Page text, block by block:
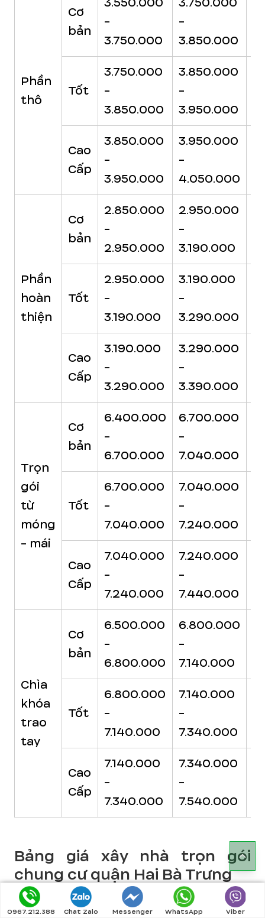
Phần
thô
Cơ
bản
-
3.750.000
-
3.850.000
Tốt
3.750.000
-
3.850.000
3.850.000
-
3.950.000
Cao
Cấp
3.850.000
-
3.950.000
3.950.000
-
4.050.000
Phần
hoàn
thiện
Cơ
bản
2.850.000
-
2.950.000
2.950.000
-
3.190.000
Tốt
2.950.000
-
3.190.000
3.190.000
-
3.290.000
Cao
Cấp
3.190.000
-
3.290.000
3.290.000
-
3.390.000
Trọn
gói
từ
móng
- mái
Cơ
bản
6.400.000
-
6.700.000
6.700.000
-
7.040.000
Tốt
6.700.000
-
7.040.000
7.040.000
-
7.240.000
Cao
Cấp
7.040.000
-
7.240.000
7.240.000
-
7.440.000
Chìa
khóa
trao
tay
Cơ
bản
6.500.000
-
6.800.000
6.800.000
-
7.140.000
Tốt
6.800.000
-
7.140.000
7.140.000
-
7.340.000
Cao
Cấp
7.140.000
-
7.340.000
7.340.000
-
7.540.000
Bảng giá xây nhà trọn gói
chung cư quận Hai Bà Trưng
Trên 350 -
0967.212.388 Chat Zalo Messenger WhatsApp Viber